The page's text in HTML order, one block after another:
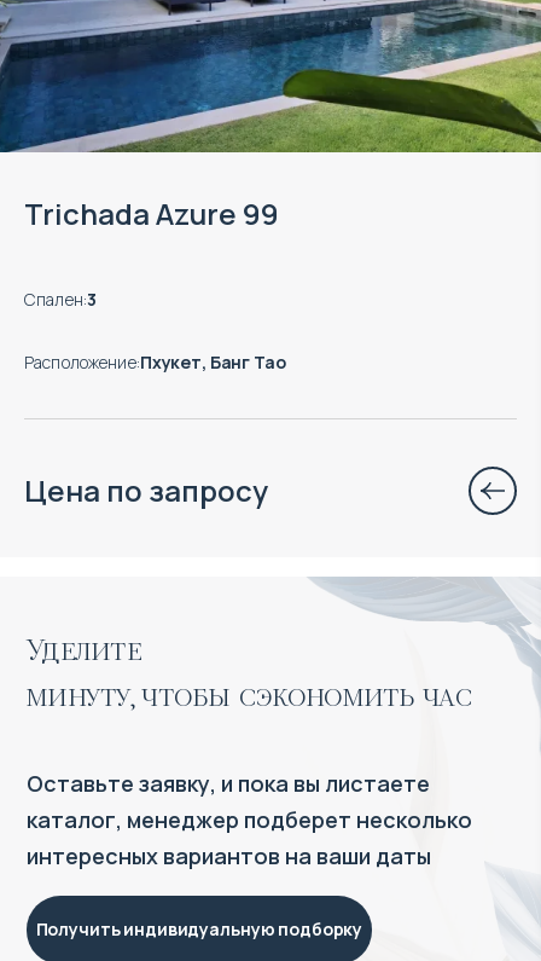
Trichada Azure 99
Спален:3
Расположение:Пхукет, Банг Тао
Цена по запросу
Уделите
минуту, чтобы сэкономить час
Оставьте заявку, и пока вы листаете
каталог, менеджер подберет несколько
интересных вариантов на ваши даты
Получить индивидуальную подборку